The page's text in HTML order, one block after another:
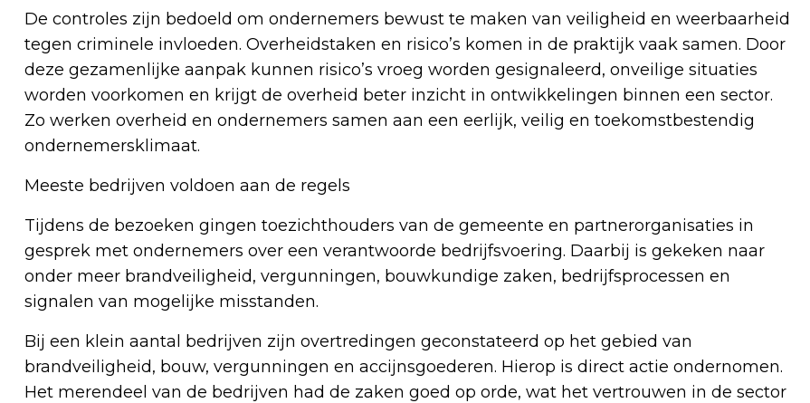
De controles zijn bedoeld om ondernemers bewust te maken van veiligheid en weerbaarheid
tegen criminele invloeden. Overheidstaken en risico’s komen in de praktijk vaak samen. Door
deze gezamenlijke aanpak kunnen risico’s vroeg worden gesignaleerd, onveilige situaties
worden voorkomen en krijgt de overheid beter inzicht in ontwikkelingen binnen een sector.
Zo werken overheid en ondernemers samen aan een eerlijk, veilig en toekomstbestendig
ondernemersklimaat.
Meeste bedrijven voldoen aan de regels
Tijdens de bezoeken gingen toezichthouders van de gemeente en partnerorganisaties in
gesprek met ondernemers over een verantwoorde bedrijfsvoering. Daarbij is gekeken naar
onder meer brandveiligheid, vergunningen, bouwkundige zaken, bedrijfsprocessen en
signalen van mogelijke misstanden.
Bij een klein aantal bedrijven zijn overtredingen geconstateerd op het gebied van
brandveiligheid, bouw, vergunningen en accijnsgoederen. Hierop is direct actie ondernomen.
Het merendeel van de bedrijven had de zaken goed op orde, wat het vertrouwen in de sector